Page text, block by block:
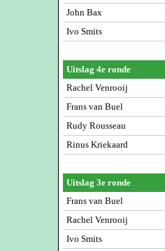
John Bax
Ivo Smits
Uitslag 4e ronde
Rachel Venrooij
Frans van Buel
Rudy Rousseau
Rinus Kriekaard
Uitslag 3e ronde
Frans van Buel
Rachel Venrooij
Ivo Smits